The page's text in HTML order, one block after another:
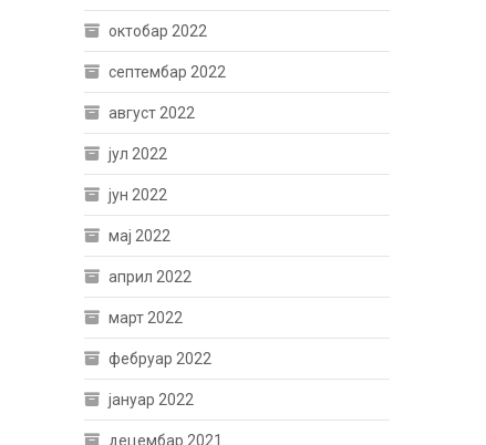
октобар 2022
септембар 2022
август 2022
јул 2022
јун 2022
мај 2022
април 2022
март 2022
фебруар 2022
јануар 2022
децембар 2021